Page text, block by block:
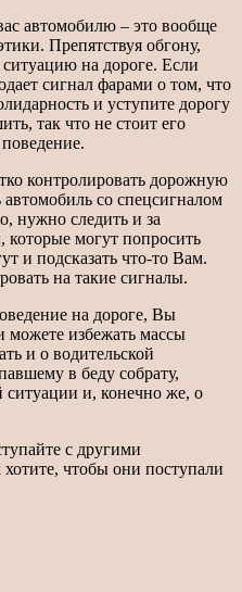
автомобилю – это вообще
Препятствуя обгону,
на дороге. Если
сигнал фарами о том, что
и уступите дорогу
так что не стоит его
контролировать дорожную
со спецсигналом
нужно следить и за
которые могут попросить
и подсказать что-то Вам.
на такие сигналы.
на дороге, Вы
можете избежать массы
и о водительской
в беду собрату,
ситуации и, конечно же, о
с другими
хотите, чтобы они поступали